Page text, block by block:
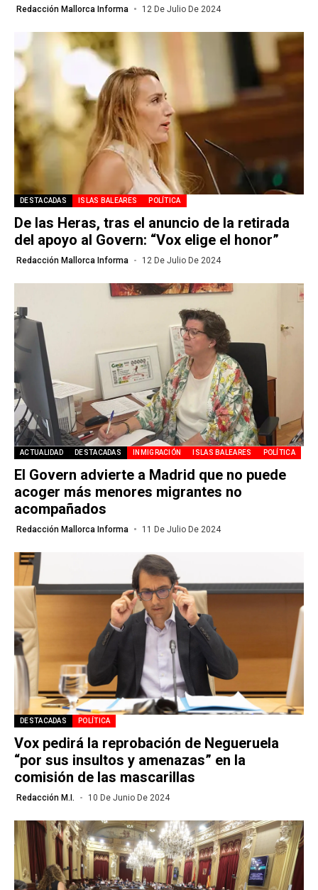
Redacción Mallorca Informa 12 De Julio De 2024
DESTACADAS ISLAS BALEARES POLÍTICA
De las Heras, tras el anuncio de la retirada
del apoyo al Govern: “Vox elige el honor”
Redacción Mallorca Informa 12 De Julio De 2024
ACTUALIDAD DESTACADAS INMIGRACIÓN ISLAS BALEARES POLÍTICA
El Govern advierte a Madrid que no puede
acoger más menores migrantes no
acompañados
Redacción Mallorca Informa 11 De Julio De 2024
DESTACADAS POLÍTICA
Vox pedirá la reprobación de Negueruela
“por sus insultos y amenazas” en la
comisión de las mascarillas
Redacción M.I. 10 De Junio De 2024